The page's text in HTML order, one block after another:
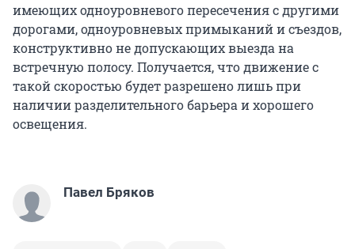
имеющих одноуровневого пересечения с другими
дорогами, одноуровневых примыканий и съездов,
конструктивно не допускающих выезда на
встречную полосу. Получается, что движение с
такой скоростью будет разрешено лишь при
наличии разделительного барьера и хорошего
освещения.
Павел Бряков